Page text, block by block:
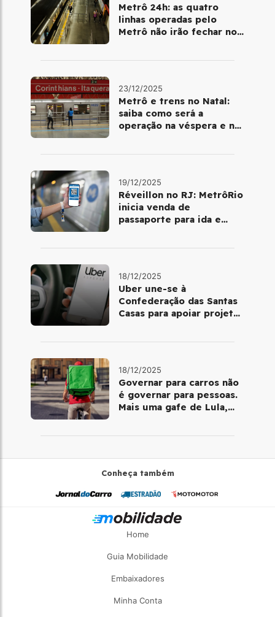
Metrô 24h: as quatro
linhas operadas pelo
Metrô não irão fechar no
23/12/2025
Metrô e trens no Natal:
saiba como será a
operação na véspera e no
19/12/2025
Réveillon no RJ: MetrôRio
inicia venda de
passaporte para ida e
18/12/2025
Uber une-se à
Confederação das Santas
Casas para apoiar projetos
18/12/2025
Governar para carros não
é governar para pessoas.
Mais uma gafe de Lula,
Conheça também
Home
Guia Mobilidade
Embaixadores
Minha Conta